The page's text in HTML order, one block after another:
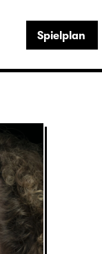
Spielplan